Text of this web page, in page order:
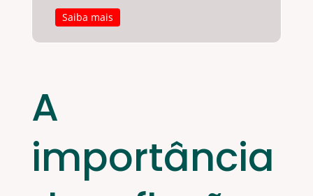
Saiba mais
A
importância